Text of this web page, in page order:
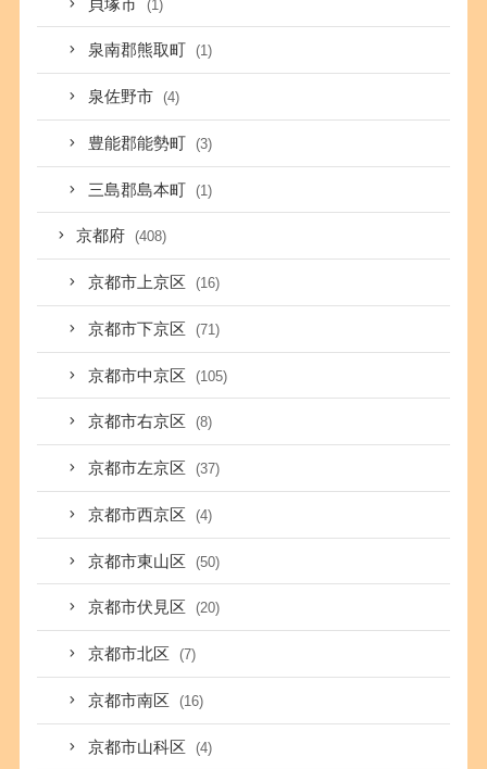
貝塚市 (1)
泉南郡熊取町 (1)
泉佐野市 (4)
豊能郡能勢町 (3)
三島郡島本町 (1)
京都府 (408)
京都市上京区 (16)
京都市下京区 (71)
京都市中京区 (105)
京都市右京区 (8)
京都市左京区 (37)
京都市西京区 (4)
京都市東山区 (50)
京都市伏見区 (20)
京都市北区 (7)
京都市南区 (16)
京都市山科区 (4)